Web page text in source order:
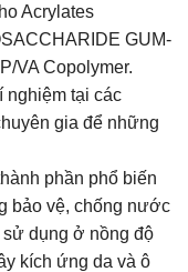
Acrylates
GUM-
VA Copolymer.
nghiệm tại các
gia để những
phần phổ biến
bảo vệ, chống nước
sử dụng ở nồng độ
kích ứng da và ô